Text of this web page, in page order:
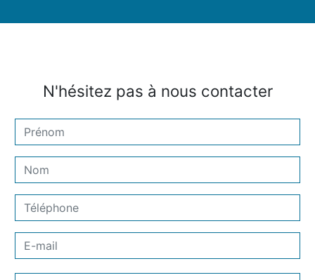
N'hésitez pas à nous contacter